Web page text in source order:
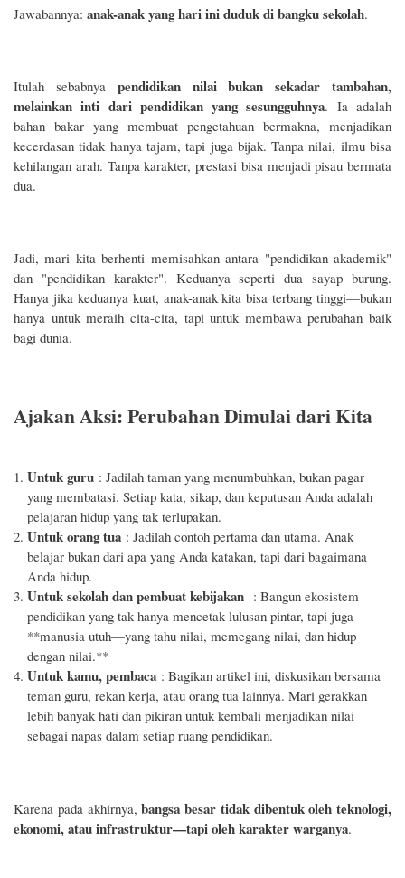
Jawabannya: anak-anak yang hari ini duduk di bangku sekolah.
Itulah sebabnya pendidikan nilai bukan sekadar tambahan,
melainkan inti dari pendidikan yang sesungguhnya. Ia adalah
bahan bakar yang membuat pengetahuan bermakna, menjadikan
kecerdasan tidak hanya tajam, tapi juga bijak. Tanpa nilai, ilmu bisa
kehilangan arah. Tanpa karakter, prestasi bisa menjadi pisau bermata
dua.
Jadi, mari kita berhenti memisahkan antara "pendidikan akademik"
dan "pendidikan karakter". Keduanya seperti dua sayap burung.
Hanya jika keduanya kuat, anak-anak kita bisa terbang tinggi—bukan
hanya untuk meraih cita-cita, tapi untuk membawa perubahan baik
bagi dunia.
Ajakan Aksi: Perubahan Dimulai dari Kita
Untuk guru : Jadilah taman yang menumbuhkan, bukan pagar
yang membatasi. Setiap kata, sikap, dan keputusan Anda adalah
pelajaran hidup yang tak terlupakan.
Untuk orang tua : Jadilah contoh pertama dan utama. Anak
belajar bukan dari apa yang Anda katakan, tapi dari bagaimana
Anda hidup.
Untuk sekolah dan pembuat kebijakan : Bangun ekosistem
pendidikan yang tak hanya mencetak lulusan pintar, tapi juga
**manusia utuh—yang tahu nilai, memegang nilai, dan hidup
dengan nilai.**
Untuk kamu, pembaca : Bagikan artikel ini, diskusikan bersama
teman guru, rekan kerja, atau orang tua lainnya. Mari gerakkan
lebih banyak hati dan pikiran untuk kembali menjadikan nilai
sebagai napas dalam setiap ruang pendidikan.
Karena pada akhirnya,bangsa besar tidak dibentuk oleh teknologi,
ekonomi, atau infrastruktur—tapi oleh karakter warganya.